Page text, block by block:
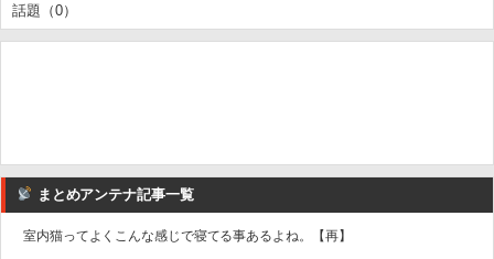
話題（0）
まとめアンテナ記事一覧
室内猫ってよくこんな感じで寝てる事あるよね。【再】